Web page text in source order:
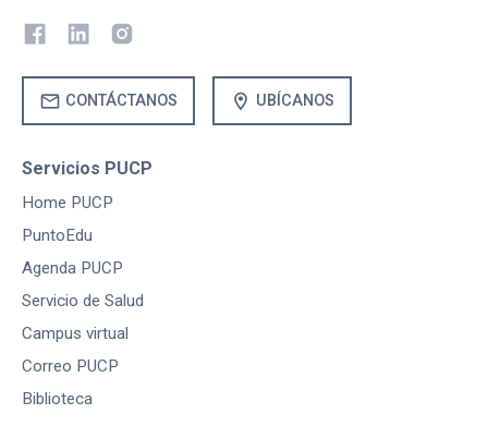
mail CONTÁCTANOS location_on UBÍCANOS
Servicios PUCP
Home PUCP
PuntoEdu
Agenda PUCP
Servicio de Salud
Campus virtual
Correo PUCP
Biblioteca